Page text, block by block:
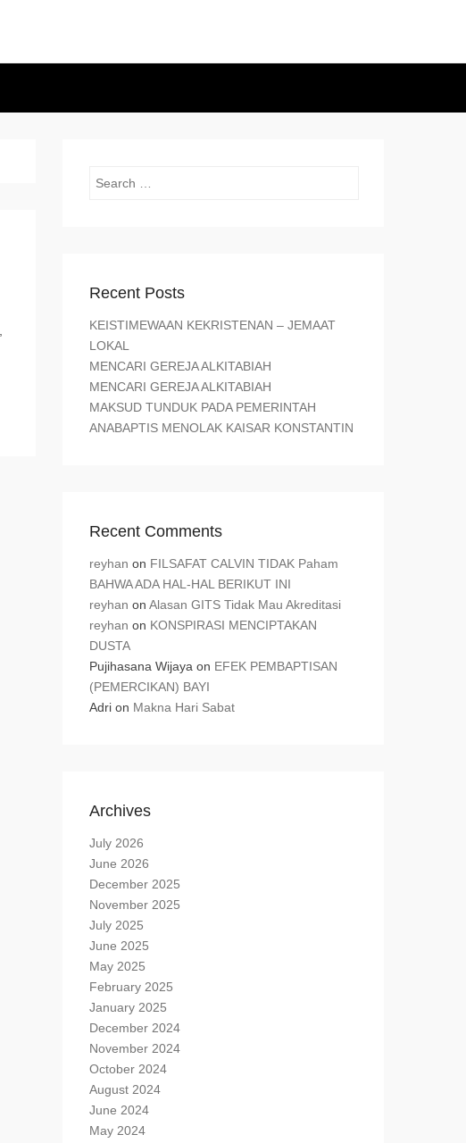
Search
Recent Posts
KEISTIMEWAAN KEKRISTENAN – JEMAAT
LOKAL
MENCARI GEREJA ALKITABIAH
MENCARI GEREJA ALKITABIAH
MAKSUD TUNDUK PADA PEMERINTAH
ANABAPTIS MENOLAK KAISAR KONSTANTIN
Recent Comments
reyhan on FILSAFAT CALVIN TIDAK Paham
BAHWA ADA HAL-HAL BERIKUT INI
reyhan on Alasan GITS Tidak Mau Akreditasi
reyhan on KONSPIRASI MENCIPTAKAN
DUSTA
Pujihasana Wijaya on EFEK PEMBAPTISAN
(PEMERCIKAN) BAYI
Adri on Makna Hari Sabat
Archives
July 2026
June 2026
December 2025
November 2025
July 2025
June 2025
May 2025
February 2025
January 2025
December 2024
November 2024
October 2024
August 2024
June 2024
May 2024